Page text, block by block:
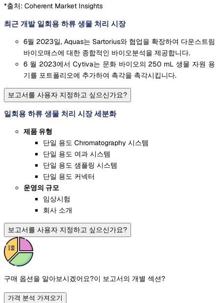
*출처: Coherent Market Insights
최근 개발 일회용 하류 생물 처리 시장
6월 2023일, Aquas는 Sartorius와 협업을 확장하여 다운스트림
바이오매스에 대한 종합적인 바이오분석을 제공합니다.
6 월 2023에서 Cytiva는 문화 바이오의 250 mL 생물 자원 용
기를 포트폴리오에 추가하여 촉각을 촉각시킵니다.
보고서를 사용자 지정하고 싶으신가요?
일회용 하류 생물 처리 시장 세분화
제품 유형
단일 용도 Chromatography 시스템
단일 용도 여과 시스템
단일 용도 샘플링 시스템
단일 용도 커넥터
운영의 규모
임상시험
회사 소개
보고서를 사용자 지정하고 싶으신가요?
구매 옵션을 알아보시겠어요?이 보고서의 개별 섹션?
가격 분석 가져오기